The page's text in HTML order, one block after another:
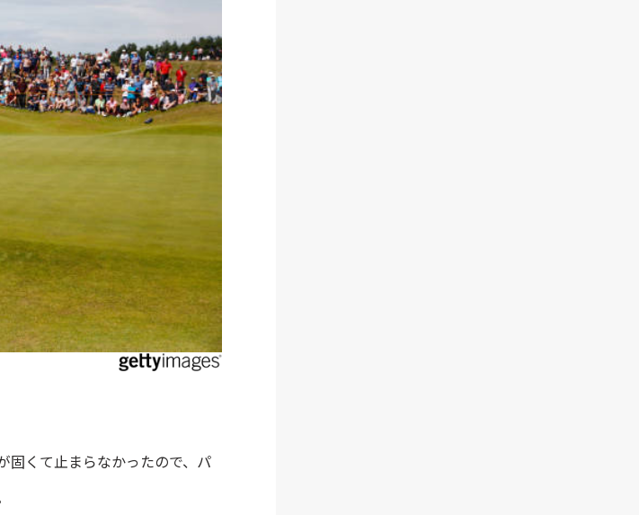
固くて止まらなかったので、パ